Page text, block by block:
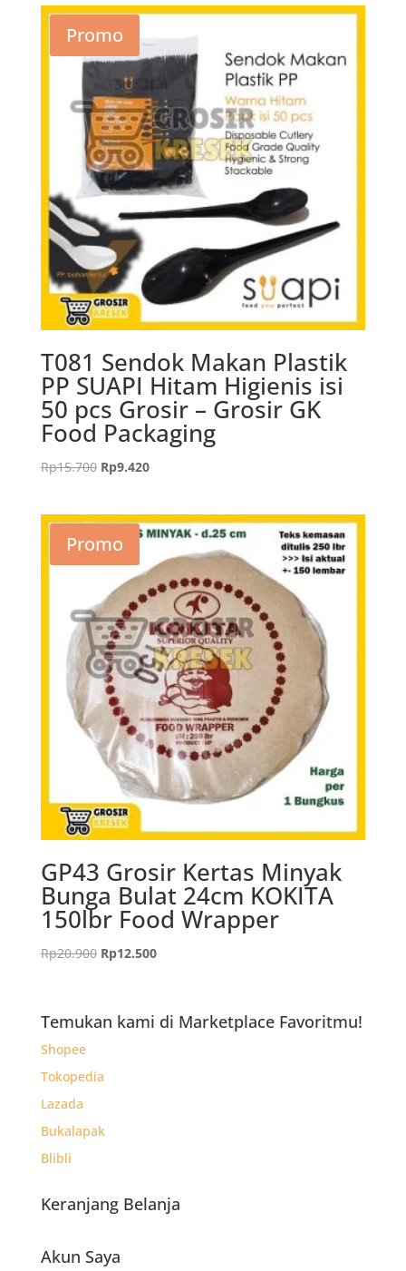
Rp18.000.adalah:
Rp10.760.
Promo
T081 Sendok Makan Plastik
PP SUAPI Hitam Higienis isi
50 pcs Grosir – Grosir GK
Food Packaging
Rp15.700 Harga
Rp15.700.
Rp9.420Harga
adalah:
Rp9.420.
Promo
GP43 Grosir Kertas Minyak
Bunga Bulat 24cm KOKITA
150lbr Food Wrapper
Rp20.900 Harga
Rp20.900.
Rp12.500Harga
adalah:
Temukan kami di Marketplace Favoritmu!
Shopee
Tokopedia
Lazada
Bukalapak
Blibli
Keranjang Belanja
Akun Saya